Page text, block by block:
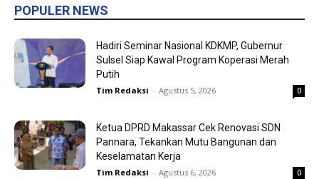
POPULER NEWS
Hadiri Seminar Nasional KDKMP, Gubernur
Sulsel Siap Kawal Program Koperasi Merah
Putih
Tim Redaksi - Agustus 5, 2026 0
Ketua DPRD Makassar Cek Renovasi SDN
Pannara, Tekankan Mutu Bangunan dan
Keselamatan Kerja
Tim Redaksi - Agustus 6, 2026 0